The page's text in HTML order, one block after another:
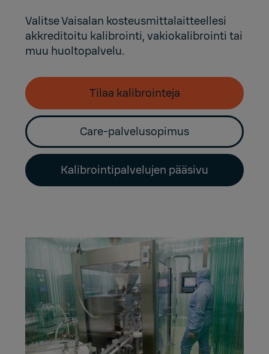
Valitse Vaisalan kosteusmittalaitteellesi
akkreditoitu kalibrointi, vakiokalibrointi tai
muu huoltopalvelu.
Tilaa kalibrointeja
Care-palvelusopimus
Kalibrointipalvelujen pääsivu